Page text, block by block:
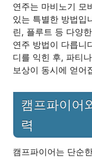
연주는 마비노기 모
있는 특별한 방법입
린, 플루트 등 다양
연주 방법이 다릅니
디를 익힌 후, 파티
보상이 동시에 얻어
캠프파이어
력
캠프파이어는 단순